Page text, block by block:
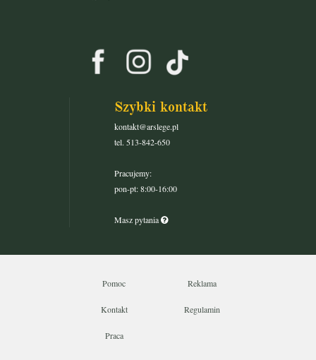
Szybki kontakt
kontakt@arslege.pl
tel. 513-842-650
Pracujemy:
pon-pt: 8:00-16:00
Masz pytania
Pomoc Reklama
Kontakt Regulamin
Praca